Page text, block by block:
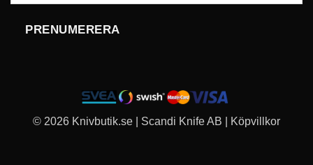
PRENUMERERA
© 2026 Knivbutik.se | Scandi Knife AB | Köpvillkor